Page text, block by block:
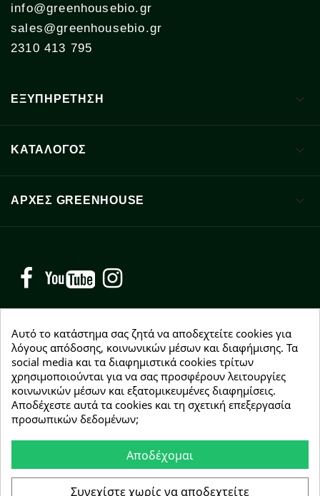
info@greenhousebio.gr
sales@greenhousebio.gr
2310 413 795
ΕΞΥΠΗΡΕΤΗΣΗ 
ΚΑΤΑΛΟΓΟΣ 
ΑΡΧΈΣ GREENHOUSE 
Facebook YouTube
NEWSLETTER
Εγγραφείτε δωρεάν και θα είστε οι πρώτοι που θα
λάβετε τα νέα μας γύρω από προσφορές, εκπτώσεις
και νέα προϊόντα.
Συμφωνώ με τουςόρους χρήσης
Αυτό το κατάστημα σας ζητά να αποδεχτείτε cookies για
λόγους απόδοσης, κοινωνικών μέσων και διαφήμισης. Τα
social media και τα διαφημιστικά cookies τρίτων
χρησιμοποιούνται για να σας προσφέρουν λειτουργίες
κοινωνικών μέσων και εξατομικευμένες διαφημίσεις.
Αποδέχεστε αυτά τα cookies και τη σχετική επεξεργασία
προσωπικών δεδομένων;
Αποδέχομαι
Συνεχίστε χωρίς να αποδεχτείτε